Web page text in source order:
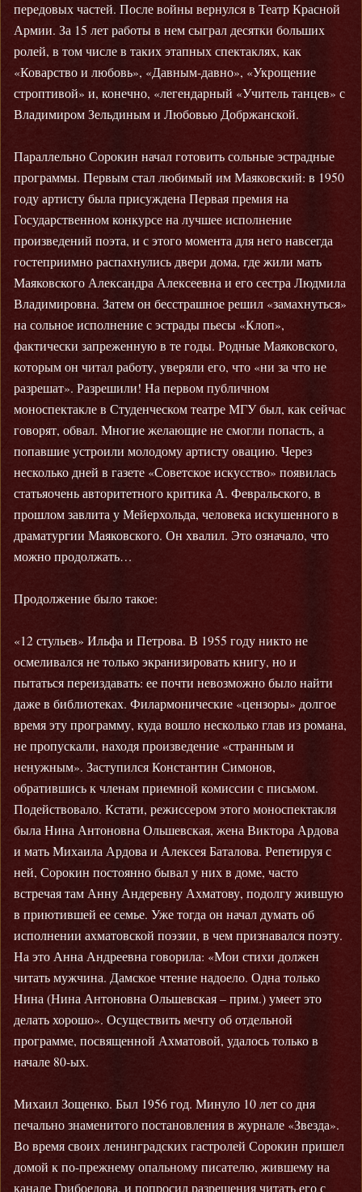
передовых частей. После войны вернулся в Театр Красной
Армии. За 15 лет работы в нем сыграл десятки больших
ролей, в том числе в таких этапных спектаклях, как
«Коварство и любовь», «Давным-давно», «Укрощение
строптивой» и, конечно, «легендарный «Учитель танцев» с
Владимиром Зельдиным и Любовью Добржанской.
Параллельно Сорокин начал готовить сольные эстрадные
программы. Первым стал любимый им Маяковский: в 1950
году артисту была присуждена Первая премия на
Государственном конкурсе на лучшее исполнение
произведений поэта, и с этого момента для него навсегда
гостеприимно распахнулись двери дома, где жили мать
Маяковского Александра Алексеевна и его сестра Людмила
Владимировна. Затем он бесстрашное решил «замахнуться»
на сольное исполнение с эстрады пьесы «Клоп»,
фактически запреженную в те годы. Родные Маяковского,
которым он читал работу, уверяли его, что «ни за что не
разрешат». Разрешили! На первом публичном
моноспектакле в Студенческом театре МГУ был, как сейчас
говорят, обвал. Многие желающие не смогли попасть, а
попавшие устроили молодому артисту овацию. Через
несколько дней в газете «Советское искусство» появилась
статьяочень авторитетного критика А. Февральского, в
прошлом завлита у Мейерхольда, человека искушенного в
драматургии Маяковского. Он хвалил. Это означало, что
можно продолжать…
Продолжение было такое:
«12 стульев» Ильфа и Петрова. В 1955 году никто не
осмеливался не только экранизировать книгу, но и
пытаться переиздавать: ее почти невозможно было найти
даже в библиотеках. Филармонические «цензоры» долгое
время эту программу, куда вошло несколько глав из романа,
не пропускали, находя произведение «странным и
ненужным». Заступился Константин Симонов,
обратившись к членам приемной комиссии с письмом.
Подействовало. Кстати, режиссером этого моноспектакля
была Нина Антоновна Ольшевская, жена Виктора Ардова
и мать Михаила Ардова и Алексея Баталова. Репетируя с
ней, Сорокин постоянно бывал у них в доме, часто
встречая там Анну Андеревну Ахматову, подолгу жившую
в приютившей ее семье. Уже тогда он начал думать об
исполнении ахматовской поэзии, в чем признавался поэту.
На это Анна Андреевна говорила: «Мои стихи должен
читать мужчина. Дамское чтение надоело. Одна только
Нина (Нина Антоновна Ольшевская – прим.) умеет это
делать хорошо». Осуществить мечту об отдельной
программе, посвященной Ахматовой, удалось только в
начале 80-ых.
Михаил Зощенко. Был 1956 год. Минуло 10 лет со дня
печально знаменитого постановления в журнале «Звезда».
Во время своих ленинградских гастролей Сорокин пришел
домой к по-прежнему опальному писателю, жившему на
канале Грибоедова, и попросил разрешения читать его с